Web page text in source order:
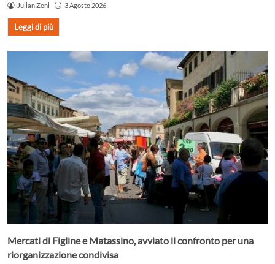
Julian Zeni 3 Agosto 2026
Leggi di più
Mercati di Figline e Matassino, avviato il confronto per una
riorganizzazione condivisa